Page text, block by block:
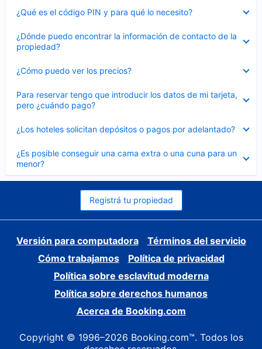
¿Qué es el código PIN y para qué lo necesito?
cerrado
¿Dónde puedo encontrar la información de contacto de la
propiedad?
cerrado
¿Cómo puedo ver los precios?
cerrado
Para reservar tengo que introducir los datos de mi tarjeta,
pero ¿cuándo pago?
cerrado
¿Los hoteles solicitan depósitos o pagos por adelantado?
cerrado
¿Es posible conseguir una cama extra o una cuna para un
menor?
cerrado
Registrá tu propiedad
Versión para computadora
Términos del servicio
Cómo trabajamos
Política de privacidad
Política sobre esclavitud moderna
Política sobre derechos humanos
Acerca de Booking.com
Copyright © 1996–2026 Booking.com™. Todos los